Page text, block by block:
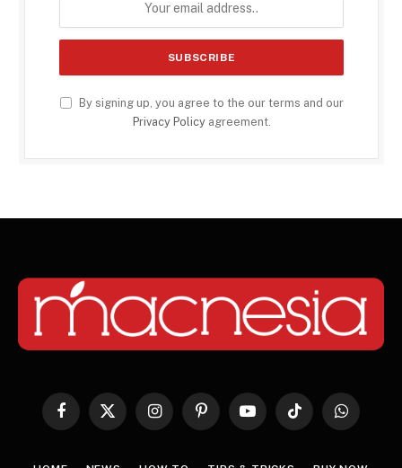
By signing up, you agree to the our terms and our
Privacy Policyagreement.
Facebook
X
InstagramPinterestYouTubeTikTok WhatsApp